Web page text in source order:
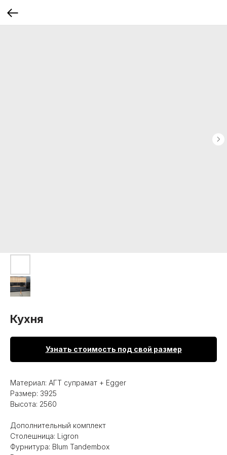
Кухня
Узнать стоимость под свой размер
Материал: АГТ супрамат + Egger
Размер: 3925
Высота: 2560
Дополнительный комплект
Столешница: Ligron
Фурнитура: Blum Tandembox